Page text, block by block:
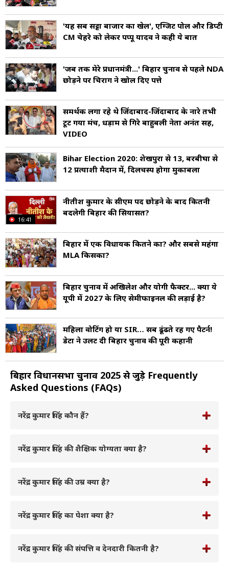
'यह सब सट्टा बाजार का खेल', एग्जिट पोल और डिप्टी
CM चेहरे को लेकर पप्पू यादव ने कही ये बात
'जब तक मेरे प्रधानमंत्री...' बिहार चुनाव से पहले NDA
छोड़ने पर चिराग ने खोल दिए पत्ते
समर्थक लगा रहे थे जिंदाबाद-जिंदाबाद के नारे तभी
टूट गया मंच, धड़ाम से गिरे बाहुबली नेता अनंत सिंह,
VIDEO
Bihar Election 2020: शेखपुरा से 13, बरबीघा से
12 प्रत्याशी मैदान में, दिलचस्प होगा मुकाबला
16:41
नीतीश कुमार के सीएम पद छोड़ने के बाद क‍ितनी
बदलेगी ब‍िहार की स‍ियासत?
बिहार में एक विधायक कितने का? और सबसे महंगा
MLA किसका?
बिहार चुनाव में अखिलेश और योगी फैक्टर... क्या ये
यूपी में 2027 के लिए सेमीफाइनल की लड़ाई है?
महिला वोटिंग हो या SIR… सब ढूंढते रह गए पैटर्न!
डेटा ने उलट दी बिहार चुनाव की पूरी कहानी
बिहार विधानसभा चुनाव 2025 से जुड़े Frequently
Asked Questions (FAQs)
नरेंद्र कुमार सिंह कौन हैं?
नरेंद्र कुमार सिंह की शैक्षिक योग्यता क्या है?
नरेंद्र कुमार सिंह की उम्र क्या है?
नरेंद्र कुमार सिंह का पेशा क्या है?
नरेंद्र कुमार सिंह की संपत्ति व देनदारी कितनी है?